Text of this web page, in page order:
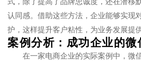
认同感。借助这些方法，企业能够实现
护，这样提升客户粘性，为业务发展提
案例分析：成功企业的
在一家电商企业的实际案例中，微